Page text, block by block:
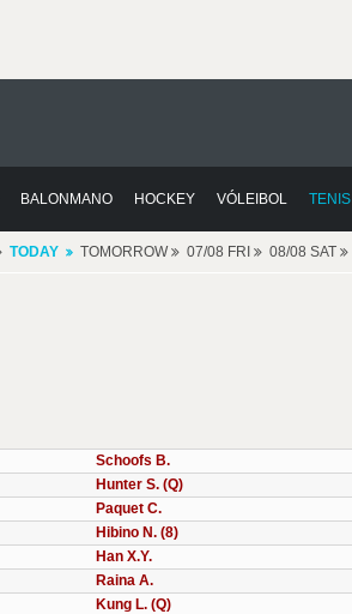
BALONMANO HOCKEY VÓLEIBOL TENIS
TODAY TOMORROW 07/08 FRI 08/08 SAT
Schoofs B.
Hunter S. (Q)
Paquet C.
Hibino N. (8)
Han X.Y.
Raina A.
Kung L. (Q)